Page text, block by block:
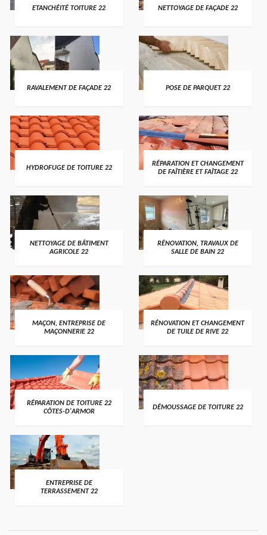
ETANCHÉITÉ TOITURE 22 NETTOYAGE DE FAÇADE 22
RAVALEMENT DE FAÇADE 22 POSE DE PARQUET 22
HYDROFUGE DE TOITURE 22
RÉPARATION ET CHANGEMENT
DE FAÎTIÈRE ET FAÎTAGE 22
NETTOYAGE DE BÂTIMENT
AGRICOLE 22
RÉNOVATION, TRAVAUX DE
SALLE DE BAIN 22
MAÇON, ENTREPRISE DE
MAÇONNERIE 22
RÉNOVATION ET CHANGEMENT
DE TUILE DE RIVE 22
RÉPARATION DE TOITURE 22
CÔTES-D'ARMOR
DÉMOUSSAGE DE TOITURE 22
ENTREPRISE DE
TERRASSEMENT 22